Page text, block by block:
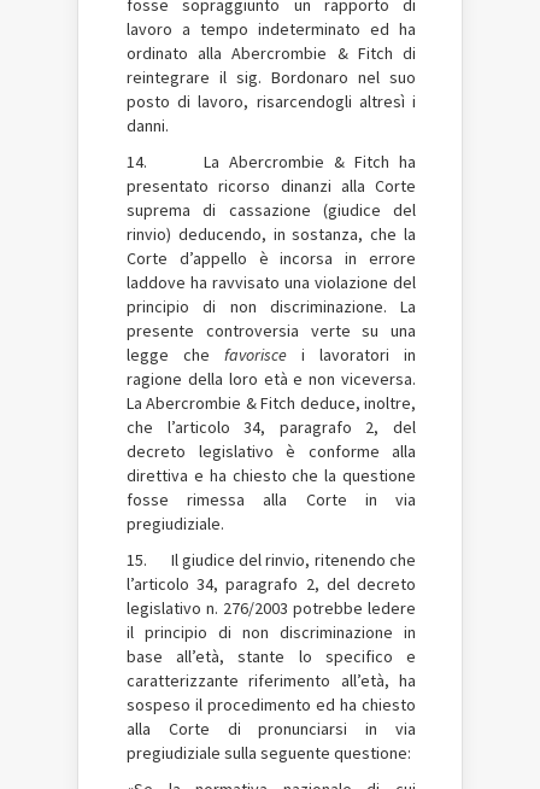
lavoro a tempo indeterminato ed ha
ordinato alla Abercrombie & Fitch di
reintegrare il sig. Bordonaro nel suo
posto di lavoro, risarcendogli altresì i
danni.
14. La Abercrombie & Fitch ha
presentato ricorso dinanzi alla Corte
suprema di cassazione (giudice del
rinvio) deducendo, in sostanza, che la
Corte d’appello è incorsa in errore
laddove ha ravvisato una violazione del
principio di non discriminazione. La
presente controversia verte su una
legge che favorisce i lavoratori in
ragione della loro età e non viceversa.
La Abercrombie & Fitch deduce, inoltre,
che l’articolo 34, paragrafo 2, del
decreto legislativo è conforme alla
direttiva e ha chiesto che la questione
fosse rimessa alla Corte in via
pregiudiziale.
15. Il giudice del rinvio, ritenendo che
l’articolo 34, paragrafo 2, del decreto
legislativo n. 276/2003 potrebbe ledere
il principio di non discriminazione in
base all’età, stante lo specifico e
caratterizzante riferimento all’età, ha
sospeso il procedimento ed ha chiesto
alla Corte di pronunciarsi in via
pregiudiziale sulla seguente questione: